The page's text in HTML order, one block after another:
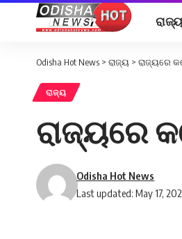
ରାଜ୍ୟ
Odisha Hot News > ରାଜ୍ୟ > ରାଜ୍ୟରେ
ରାଜ୍ୟ
ରାଜ୍ୟରେ
Last updated: May 17,
Odisha Hot News